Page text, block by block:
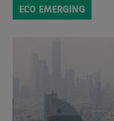
ECO EMERGING